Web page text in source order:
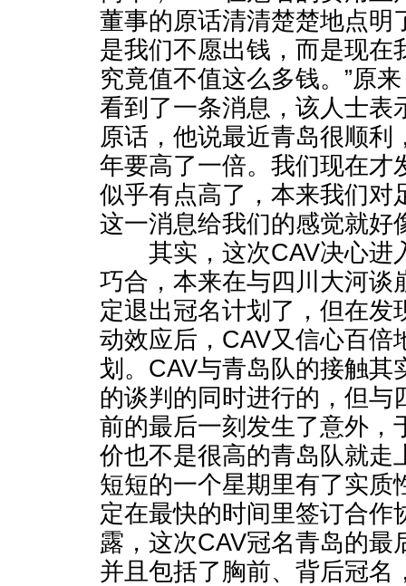
董事的原话清清楚楚地点明
是我们不愿出钱，而是现在
究竟值不值这么多钱。”原
看到了一条消息，该人士表
原话，他说最近青岛很顺利
年要高了一倍。我们现在才
似乎有点高了，本来我们对
这一消息给我们的感觉就好
其实，这次CAV决心进
巧合，本来在与四川大河谈
定退出冠名计划了，但在发
动效应后，CAV又信心百倍
划。CAV与青岛队的接触其
的谈判的同时进行的，但与
前的最后一刻发生了意外，
价也不是很高的青岛队就走
短短的一个星期里有了实质
定在最快的时间里签订合作
露，这次CAV冠名青岛的最
并且包括了胸前、背后冠名